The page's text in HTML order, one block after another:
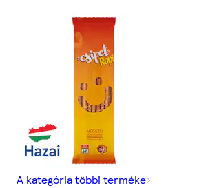
A kategória többi terméke